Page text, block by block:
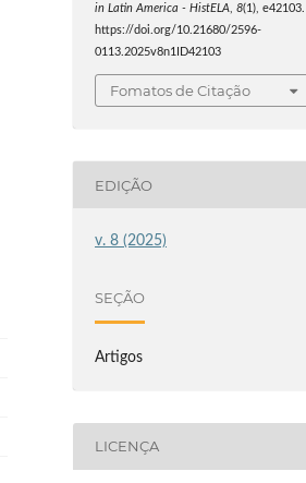
in Latin America - HistELA ,8(1), e42103.
https://doi.org/10.21680/2596-
0113.2025v8n1ID42103
Fomatos de Citação
EDIÇÃO
v. 8 (2025)
SEÇÃO
Artigos
LICENÇA